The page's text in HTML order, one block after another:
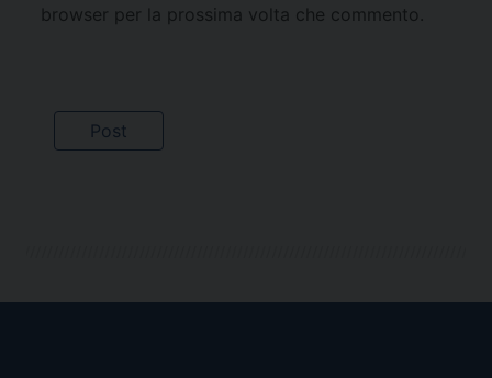
browser per la prossima volta che commento.